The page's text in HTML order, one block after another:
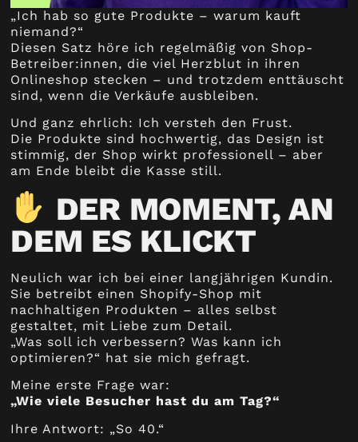
„Ich hab so gute Produkte – warum kauft
niemand?“
Diesen Satz höre ich regelmäßig von Shop-
Betreiber:innen, die viel Herzblut in ihren
Onlineshop stecken – und trotzdem enttäuscht
sind, wenn die Verkäufe ausbleiben.
Und ganz ehrlich: Ich versteh den Frust.
Die Produkte sind hochwertig, das Design ist
stimmig, der Shop wirkt professionell – aber
am Ende bleibt die Kasse still.
DER MOMENT, AN
DEM ES KLICKT
Neulich war ich bei einer langjährigen Kundin.
Sie betreibt einen Shopify-Shop mit
nachhaltigen Produkten – alles selbst
gestaltet, mit Liebe zum Detail.
„Was soll ich verbessern? Was kann ich
optimieren?“ hat sie mich gefragt.
Meine erste Frage war:
„Wie viele Besucher hast du am Tag?“
Ihre Antwort: „So 40.“